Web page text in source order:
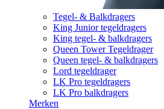
Tegel- & Balkdragers
King Junior tegeldragers
King tegel- & balkdragers
Queen Tower Tegeldrager
Queen tegel- & balkdragers
Lord tegeldrager
LK Pro tegeldragers
LK Pro balkdragers
Merken